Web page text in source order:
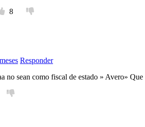
8
Responder
no sean como fiscal de estado » Avero»